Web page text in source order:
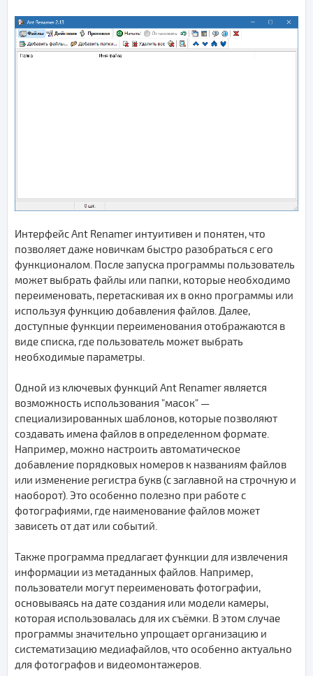
Интерфейс Ant Renamer интуитивен и понятен, что
позволяет даже новичкам быстро разобраться с его
функционалом. После запуска программы пользователь
может выбрать файлы или папки, которые необходимо
переименовать, перетаскивая их в окно программы или
используя функцию добавления файлов. Далее,
доступные функции переименования отображаются в
виде списка, где пользователь может выбрать
необходимые параметры.
Одной из ключевых функций Ant Renamer является
возможность использования "масок" —
специализированных шаблонов, которые позволяют
создавать имена файлов в определенном формате.
Например, можно настроить автоматическое
добавление порядковых номеров к названиям файлов
или изменение регистра букв (с заглавной на строчную и
наоборот). Это особенно полезно при работе с
фотографиями, где наименование файлов может
зависеть от дат или событий.
Также программа предлагает функции для извлечения
информации из метаданных файлов. Например,
пользователи могут переименовать фотографии,
основываясь на дате создания или модели камеры,
которая использовалась для их съёмки. В этом случае
программы значительно упрощает организацию и
систематизацию медиафайлов, что особенно актуально
для фотографов и видеомонтажеров.